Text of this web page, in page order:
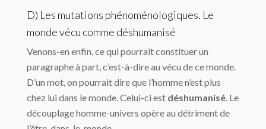
D) Les mutations phénoménologiques. Le
monde vécu comme déshumanisé
Venons-en enfin, ce qui pourrait constituer un
paragraphe à part, c’est-à-dire au vécu de ce monde.
D’un mot, on pourrait dire que l’homme n’est plus
chez lui dans le monde. Celui-ci est déshumanisé . Le
découplage homme-univers opère au détriment de